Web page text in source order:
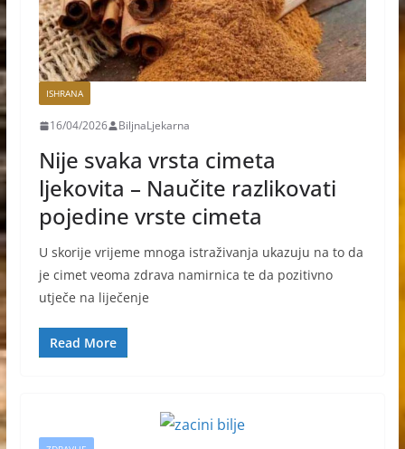
ISHRANA
16/04/2026 BiljnaLjekarna
Nije svaka vrsta cimeta
ljekovita – Naučite razlikovati
pojedine vrste cimeta
U skorije vrijeme mnoga istraživanja ukazuju na to da
je cimet veoma zdrava namirnica te da pozitivno
utječe na liječenje
Read More